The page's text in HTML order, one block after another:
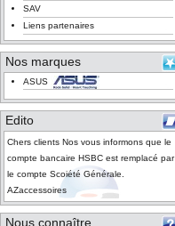
SAV
Liens partenaires
Nos marques
ASUS
Edito
Chers clients Nos vous informons que le
compte bancaire HSBC est remplacé par
le compte Scoiété Générale.
AZaccessoires
Nous connaître